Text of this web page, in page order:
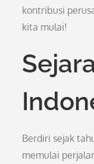
kontribusi
kita mulai!
Berdiri sejak
memulai